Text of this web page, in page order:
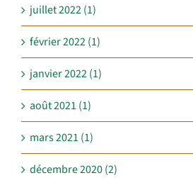
juillet 2022 (1)
février 2022 (1)
janvier 2022 (1)
août 2021 (1)
mars 2021 (1)
décembre 2020 (2)